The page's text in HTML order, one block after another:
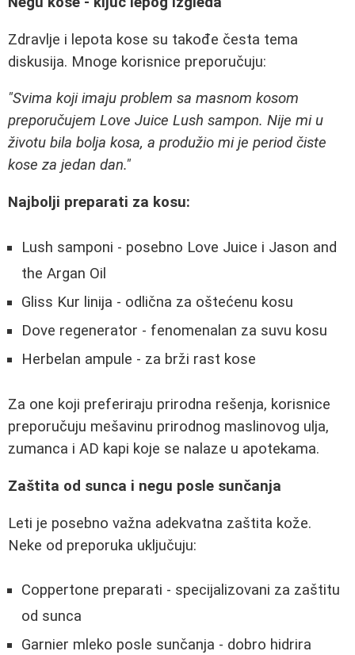
Zdravlje i lepota kose su takođe česta tema
diskusija. Mnoge korisnice preporučuju:
"Svima koji imaju problem sa masnom kosom
preporučujem Love Juice Lush sampon. Nije mi u
životu bila bolja kosa, a produžio mi je period čiste
kose za jedan dan."
Najbolji preparati za kosu:
Lush samponi - posebno Love Juice i Jason and
the Argan Oil
Gliss Kur linija - odlična za oštećenu kosu
Dove regenerator - fenomenalan za suvu kosu
Herbelan ampule - za brži rast kose
Za one koji preferiraju prirodna rešenja, korisnice
preporučuju mešavinu prirodnog maslinovog ulja,
zumanca i AD kapi koje se nalaze u apotekama.
Zaštita od sunca i negu posle sunčanja
Leti je posebno važna adekvatna zaštita kože.
Neke od preporuka uključuju:
Coppertone preparati - specijalizovani za zaštitu
od sunca
Garnier mleko posle sunčanja - dobro hidrira